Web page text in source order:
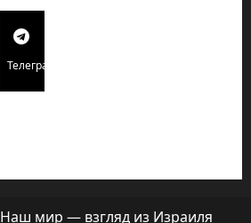
Телеграмм
Наш мир — взгляд из Израиля